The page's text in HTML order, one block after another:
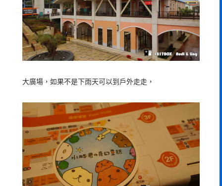
大廣場，如果不是下雨天可以到戶外走走，